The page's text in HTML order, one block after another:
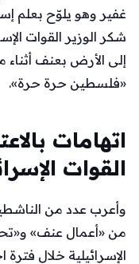
غفير وهو يلوّح بعلم
شكر الوزير القوات
إلى الأرض بعنف أثناء
«فلسطين حرة حرة».
اتهامات
القوات
وأعرب عدد من
من «أعمال عنف»
الإسرائيلية خلال